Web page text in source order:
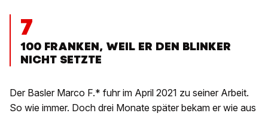
7
100 FRANKEN, WEIL ER DEN BLINKER
NICHT SETZTE
Der Basler Marco F.* fuhr im April 2021 zu seiner Arbeit.
So wie immer. Doch drei Monate später bekam er wie aus